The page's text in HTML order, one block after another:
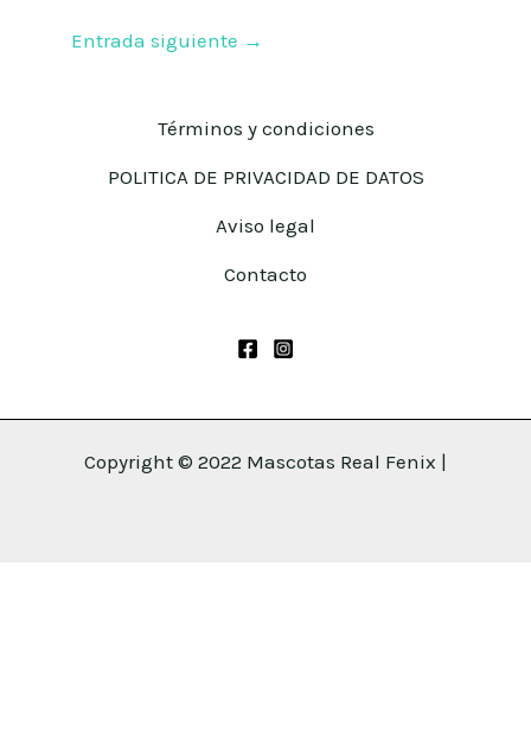
Entrada siguiente →
Términos y condiciones
POLITICA DE PRIVACIDAD DE DATOS
Aviso legal
Contacto
Copyright © 2022 Mascotas Real Fenix |